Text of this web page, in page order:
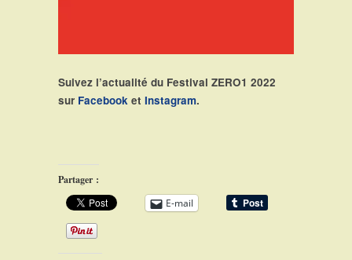
Suivez l’actualité du Festival ZERO1 2022
sur Facebook et Instagram.
Partager :
E-mail